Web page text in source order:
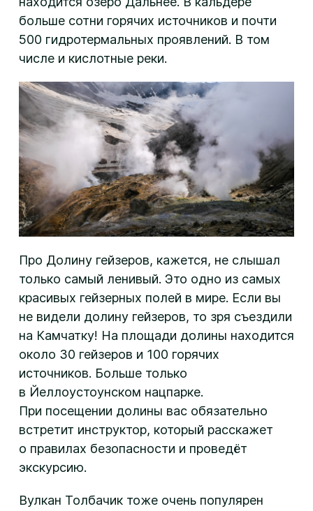
больше сотни горячих источников и почти
500 гидротермальных проявлений. В том
числе и кислотные реки.
Про Долину гейзеров, кажется, не слышал
только самый ленивый. Это одно из самых
красивых гейзерных полей в мире. Если вы
не видели долину гейзеров, то зря съездили
на Камчатку! На площади долины находится
около 30 гейзеров и 100 горячих
источников. Больше только
в Йеллоустоунском нацпарке.
При посещении долины вас обязательно
встретит инструктор, который расскажет
о правилах безопасности и проведёт
экскурсию.
Вулкан Толбачик тоже очень популярен